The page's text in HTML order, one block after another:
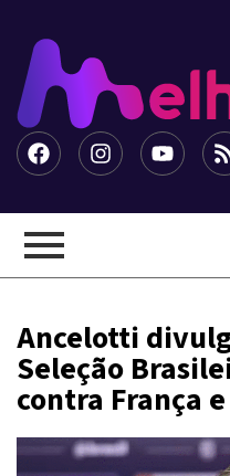
Ancelotti
Seleção
contra França